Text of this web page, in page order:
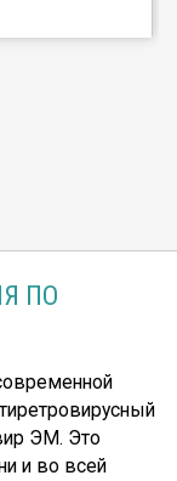
ПО
ЭМ. Это
и во всей